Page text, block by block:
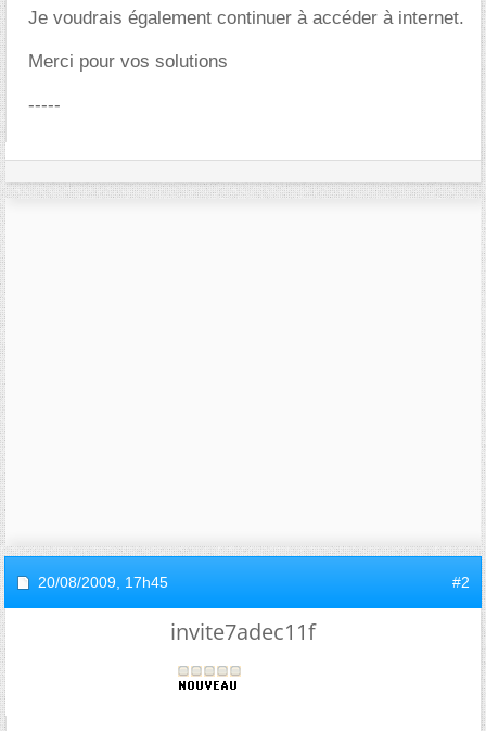
Je voudrais également continuer à accéder à internet.
Merci pour vos solutions
-----
20/08/2009, 17h45 #2
invite7adec11f